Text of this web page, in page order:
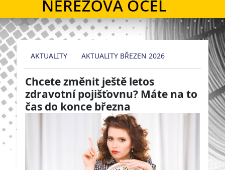
AKTUALITY AKTUALITY BŘEZEN 2026
Chcete změnit ještě letos
zdravotní pojišťovnu? Máte na to
čas do konce března